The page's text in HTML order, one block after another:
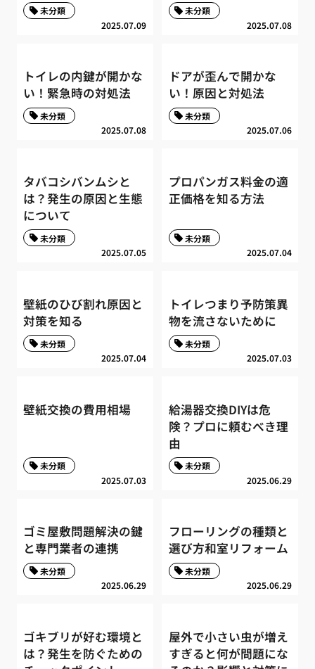
2025.07.09
未分類
2025.07.08
未分類
トイレの内鍵が開かな
い！緊急時の対処法
2025.07.08
未分類
ドアが歪んで開かな
い！原因と対処法
2025.07.06
未分類
タバコシバンムシと
は？発生の原因と生態
について
2025.07.05
未分類
プロパンガス料金の適
正価格を知る方法
2025.07.04
未分類
壁紙のひび割れ原因と
対策を知る
2025.07.04
未分類
トイレつまり予防策異
物を流さないために
2025.07.03
未分類
壁紙交換の費用相場
2025.07.03
未分類
給湯器交換DIYは危
険？プロに頼むべき理
由
2025.06.29
未分類
ゴミ屋敷問題解決の鍵
と専門業者の連携
2025.06.29
未分類
フローリングの種類と
選び方和室リフォーム
2025.06.29
未分類
ゴキブリが好む環境と
は？発生を防ぐための
屋外で小さい虫が増え
すぎると何が問題にな